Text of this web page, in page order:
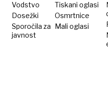
Vodstvo
Dosežki
Sporočila za
javnost
Tiskani oglasi
Osmrtnice
Mali oglasi